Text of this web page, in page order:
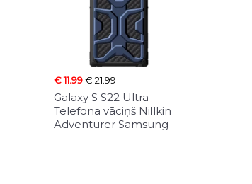
€ 11.99€ 21.99
Galaxy S S22 Ultra
Telefona vāciņš Nillkin
Adventurer Samsung